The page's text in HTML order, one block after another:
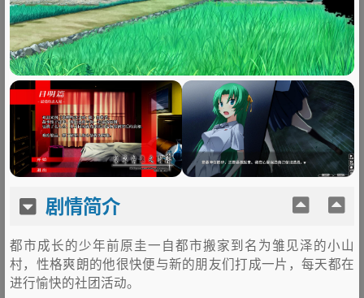
剧情简介
都市成长的少年前原圭一自都市搬家到名为雏见泽的小山
村，性格爽朗的他很快便与新的朋友们打成一片，每天都在
进行愉快的社团活动。